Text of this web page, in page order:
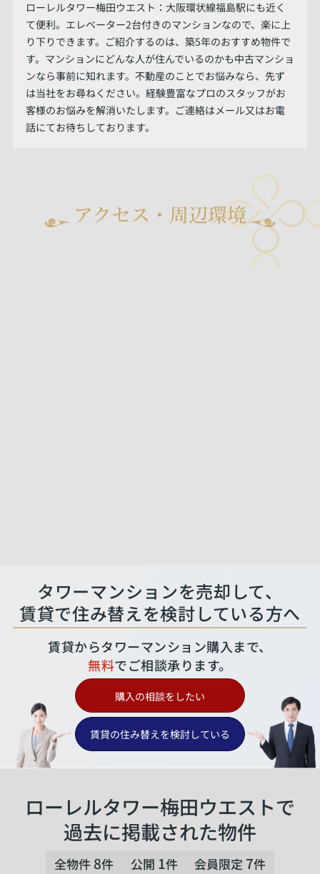
ローレルタワー梅田ウエスト：大阪環状線福島駅にも近く
て便利。エレベーター2台付きのマンションなので、楽に上
り下りできます。ご紹介するのは、築5年のおすすめ物件で
す。マンションにどんな人が住んでいるのかも中古マンショ
ンなら事前に知れます。不動産のことでお悩みなら、先ず
は当社をお尋ねください。経験豊富なプロのスタッフがお
客様のお悩みを解消いたします。ご連絡はメール又はお電
話にてお待ちしております。
アクセス・周辺環境
タワーマンションを売却して、
賃貸で住み替えを検討している方へ
賃貸からタワーマンション購入まで、
無料でご相談承ります。
購入の相談をしたい
賃貸の住み替えを検討している
ローレルタワー梅田ウエストで
過去に掲載された物件
全物件 8件 公開 1件 会員限定 7件